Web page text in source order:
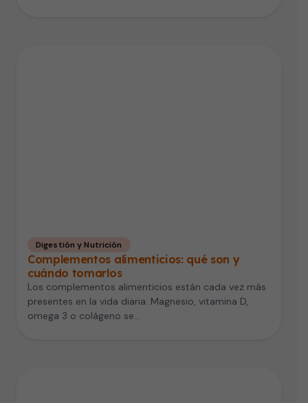
Digestión y Nutrición
Complementos alimenticios: qué son y
cuándo tomarlos
Los complementos alimenticios están cada vez más
presentes en la vida diaria. Magnesio, vitamina D,
omega 3 o colágeno se…